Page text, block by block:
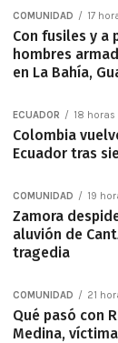
COMUNIDAD 17
Con fusiles y a
hombres
en La Bahía,
ECUADOR 18 horas
Colombia
Ecuador tras
COMUNIDAD 19
Zamora
aluvión de
tragedia
COMUNIDAD 21
Qué pasó con
Medina,